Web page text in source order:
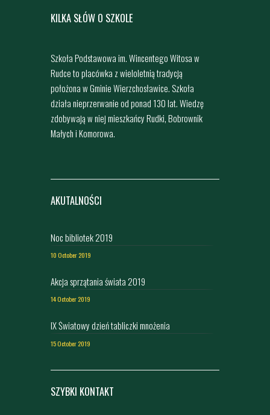
KILKA SŁÓW O SZKOLE
Szkoła Podstawowa im. Wincentego Witosa w
Rudce to placówka z wieloletnią tradycją
położona w Gminie Wierzchosławice. Szkoła
działa nieprzerwanie od ponad 130 lat. Wiedzę
zdobywają w niej mieszkańcy Rudki, Bobrownik
Małych i Komorowa.
AKUTALNOŚCI
Noc bibliotek 2019
10 October 2019
Akcja sprzątania świata 2019
14 October 2019
IX Światowy dzień tabliczki mnożenia
15 October 2019
SZYBKI KONTAKT